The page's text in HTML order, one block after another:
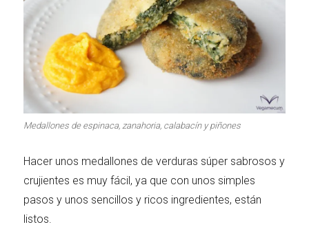
Medallones de espinaca, zanahoria, calabacín y piñones
Hacer unos medallones de verduras súper sabrosos y
crujientes es muy fácil, ya que con unos simples
pasos y unos sencillos y ricos ingredientes, están
listos.